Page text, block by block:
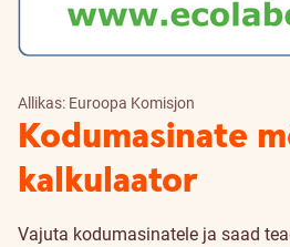
Allikas: Euroopa Komisjon
Kodumasinate
kalkulaator
Vajuta kodumasinatele ja saad